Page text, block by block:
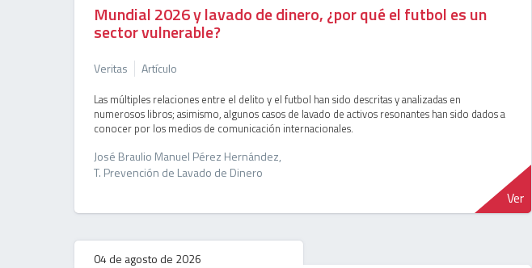
Mundial 2026 y lavado de dinero, ¿por qué el futbol es un
sector vulnerable?
Veritas Artículo
Las múltiples relaciones entre el delito y el futbol han sido descritas y analizadas en
numerosos libros; asimismo, algunos casos de lavado de activos resonantes han sido dados a
conocer por los medios de comunicación internacionales.
José Braulio Manuel Pérez Hernández,
T. Prevención de Lavado de Dinero
Ver
04 de agosto de 2026